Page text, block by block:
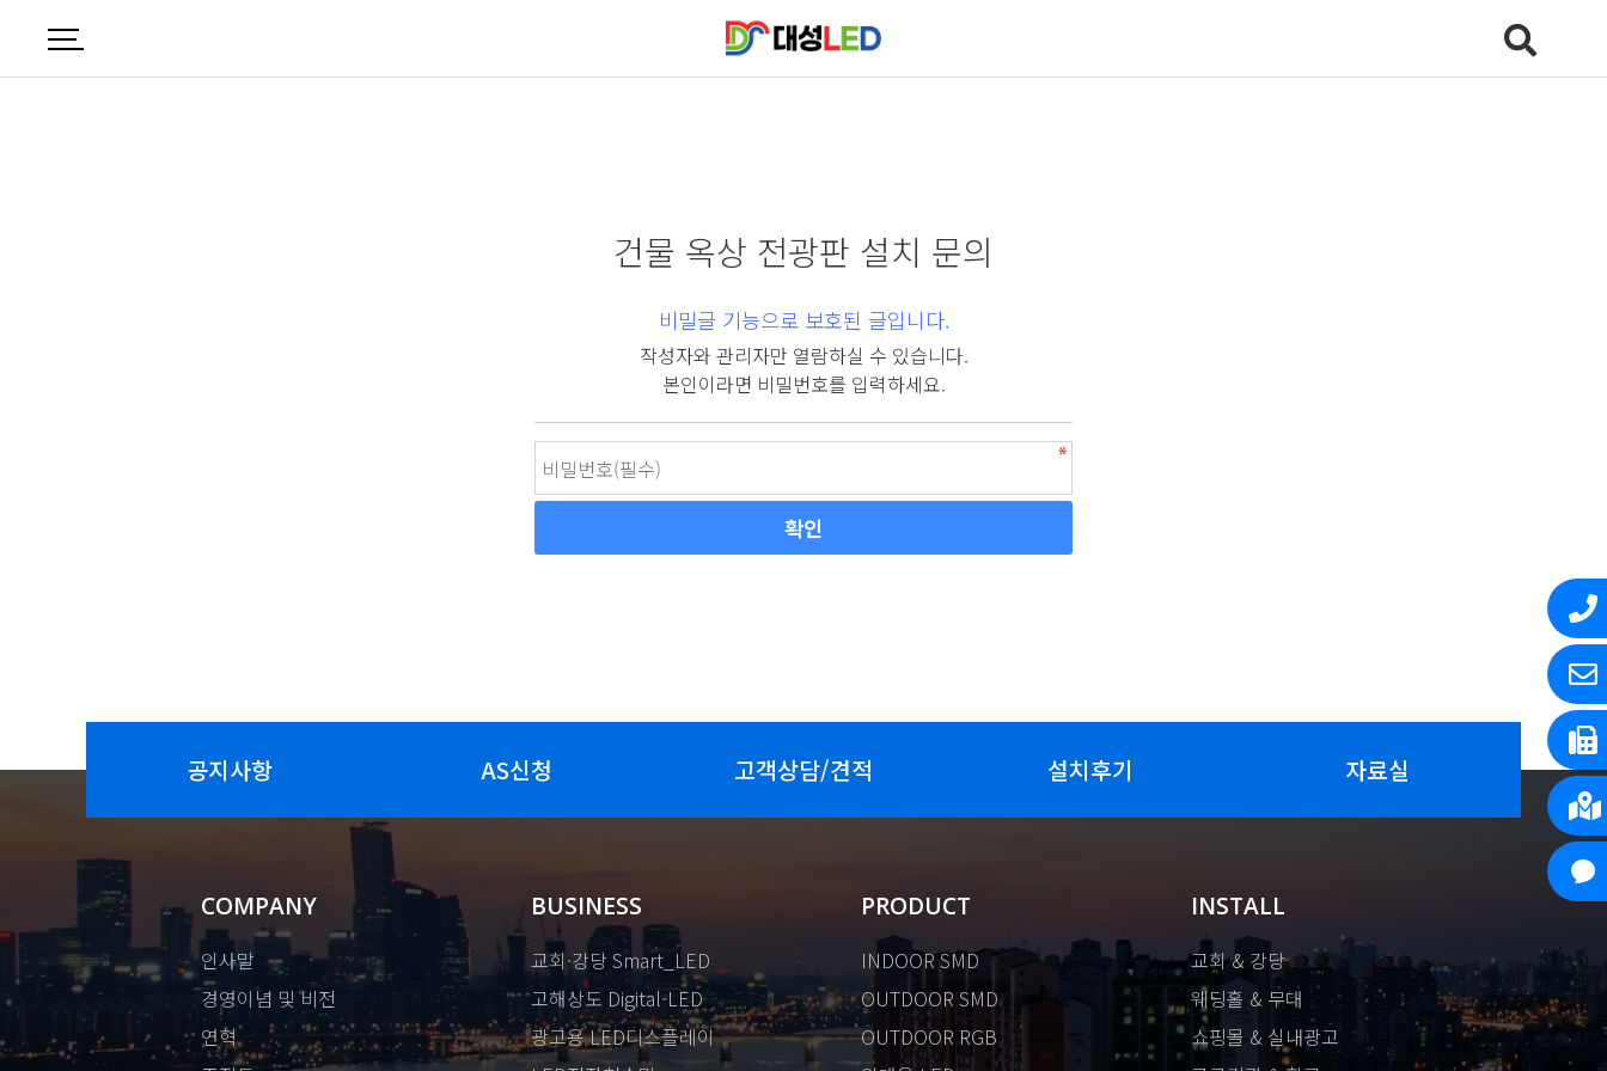
건물 옥상 전광판 설치 문의
비밀글 기능으로 보호된 글입니다.
작성자와 관리자만 열람하실 수 있습니다.
본인이라면 비밀번호를 입력하세요.
공지사항 AS신청 고객상담/견적 설치후기 자료실
COMPANY
인사말
경영이념 및 비전
연혁
BUSINESS
교회·강당 Smart_LED
고해상도 Digital-LED
광고용 LED디스플레이
PRODUCT
INDOOR SMD
OUTDOOR SMD
OUTDOOR RGB
INSTALL
교회 & 강당
웨딩홀 & 무대
쇼핑몰 & 실내광고